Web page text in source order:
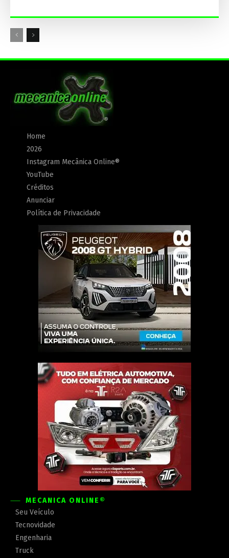
Home
2026
Instagram Mecânica Online®
YouTube
Créditos
Anunciar
Política de Privacidade
MECÂNICA ONLINE®
Seu Veículo
Tecnovidade
Engenharia
Truck